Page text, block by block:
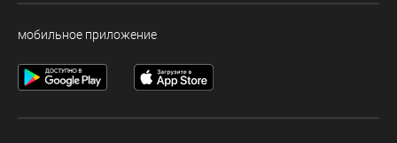
мобильное приложение